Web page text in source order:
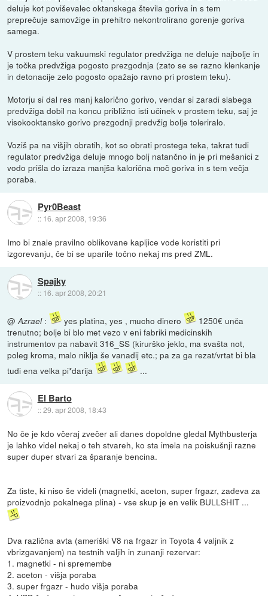
deluje kot poviševalec oktanskega števila goriva in s tem
preprečuje samovžige in prehitro nekontrolirano gorenje goriva
samega.
V prostem teku vakuumski regulator predvžiga ne deluje najbolje in
je točka predvžiga pogosto prezgodnja (zato se se razno klenkanje
in detonacije zelo pogosto opažajo ravno pri prostem teku).
Motorju si dal res manj kalorično gorivo, vendar si zaradi slabega
predvžiga dobil na koncu približno isti učinek v prostem teku, saj je
visokooktansko gorivo prezgodnji predvžig bolje toleriralo.
Voziš pa na višjih obratih, kot so obrati prostega teka, takrat tudi
regulator predvžiga deluje mnogo bolj natančno in je pri mešanici z
vodo prišla do izraza manjša kalorična moč goriva in s tem večja
poraba.
Pyr0Beast
:: 16. apr 2008, 19:36
Imo bi znale pravilno oblikovane kapljice vode koristiti pri
izgorevanju, če bi se uparile točno nekaj ms pred ZML.
Spajky
:: 16. apr 2008, 20:21
@Azrael: yes platina, yes , mucho dinero
1250€ unča
trenutno; bolje bi blo met vezo v eni fabriki medicinskih
instrumentov pa nabavit 316_SS (kirurško jeklo, ma svašta not,
poleg kroma, malo niklja še vanadij etc.; pa za ga rezat/vrtat bi bla
tudi ena velka pi*darija
...
El Barto
::29. apr 2008, 18:43
No če je kdo včeraj zvečer ali danes dopoldne gledal Mythbusterja
je lahko videl nekaj o teh stvareh, ko sta imela na poiskušnji razne
super duper stvari za šparanje bencina.
Za tiste, ki niso še videli (magnetki, aceton, super frgazr, zadeva za
proizvodnjo pokalnega plina) - vse skup je en velik BULLSHIT ...
Dva različna avta (ameriški V8 na frgazr in Toyota 4 valjnik z
vbrizgavanjem) na testnih valjih in zunanji rezervar:
1. magnetki - ni spremembe
2. aceton - višja poraba
3. super frgazr - hudo višja poraba